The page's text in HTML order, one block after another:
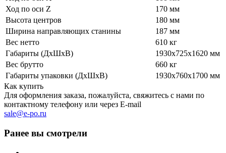
Ход по оси Z
170 мм
Высота центров
180 мм
Ширина направляющих станины
187 мм
Вес нетто
610 кг
Габариты (ДхШхВ)
1930x725x1620 мм
Вес брутто
660 кг
Габариты упаковки (ДхШхВ)
1930х760х1700 мм
Как купить
Для оформления заказа, пожалуйста, свяжитесь с нами по
контактному телефону или через E-mail
sale@e-po.ru
Ранее вы смотрели